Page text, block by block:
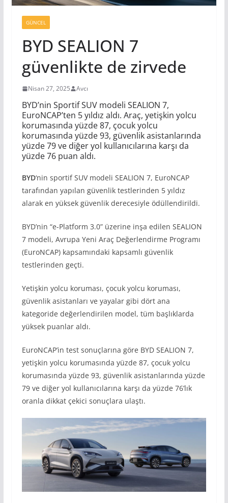
GÜNCEL
BYD SEALION 7
güvenlikte de zirvede
Nisan 27, 2025 Avcı
BYD’nin Sportif SUV modeli SEALION 7,
EuroNCAP’ten 5 yıldız aldı. Araç, yetişkin yolcu
korumasında yüzde 87, çocuk yolcu
korumasında yüzde 93, güvenlik asistanlarında
yüzde 79 ve diğer yol kullanıcılarına karşı da
yüzde 76 puan aldı.
BYD‘nin sportif SUV modeli SEALION 7, EuroNCAP
tarafından yapılan güvenlik testlerinden 5 yıldız
alarak en yüksek güvenlik derecesiyle ödüllendirildi.
BYD’nin “e-Platform 3.0” üzerine inşa edilen SEALION
7 modeli, Avrupa Yeni Araç Değerlendirme Programı
(EuroNCAP) kapsamındaki kapsamlı güvenlik
testlerinden geçti.
Yetişkin yolcu koruması, çocuk yolcu koruması,
güvenlik asistanları ve yayalar gibi dört ana
kategoride değerlendirilen model, tüm başlıklarda
yüksek puanlar aldı.
EuroNCAP’in test sonuçlarına göre BYD SEALION 7,
yetişkin yolcu korumasında yüzde 87, çocuk yolcu
korumasında yüzde 93, güvenlik asistanlarında yüzde
79 ve diğer yol kullanıcılarına karşı da yüzde 76’lık
oranla dikkat çekici sonuçlara ulaştı.